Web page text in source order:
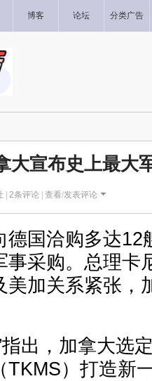
博客 论坛 分类广告
大宣布史上最大
| 2条评论 | 查看/发表评论
国洽购多达12
事采购。总理卡
美加关系紧张，
出，加拿大选
TKMS）打造新